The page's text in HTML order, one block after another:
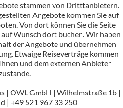
stammen von Dritttanbietern.
Angebote kommen Sie auf
Von dort können Sie die Seite
Wunsch dort buchen. Wir haben
der Angebote und übernehmen
Etwaige Reiseverträge kommen
und dem externen Anbieter
| OWL GmbH | Wilhelmstraße 1b |
| +49 521 967 33 250